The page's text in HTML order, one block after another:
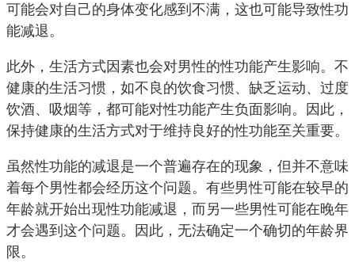
可能会对自己的身体变化感到不满，这也可能导致性功
能减退。
此外，生活方式因素也会对男性的性功能产生影响。不
健康的生活习惯，如不良的饮食习惯、缺乏运动、过度
饮酒、吸烟等，都可能对性功能产生负面影响。因此，
保持健康的生活方式对于维持良好的性功能至关重要。
虽然性功能的减退是一个普遍存在的现象，但并不意味
着每个男性都会经历这个问题。有些男性可能在较早的
年龄就开始出现性功能减退，而另一些男性可能在晚年
才会遇到这个问题。因此，无法确定一个确切的年龄界
限。